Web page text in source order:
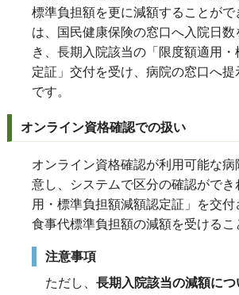
標準負担額を更に減額することがで
は、国民健康保険の窓口へ入院日
き、長期入院該当の「限度額適用
定証」交付を受け、病院の窓口へ
です。
オンライン資格確認での扱い
オンライン資格確認が利用可能な病
意し、システムで区分の確認ができ
用・標準負担額減額認定証」を交付
食事代標準負担額の減額を受けるこ
注意事項
ただし、長期入院該当の減額に